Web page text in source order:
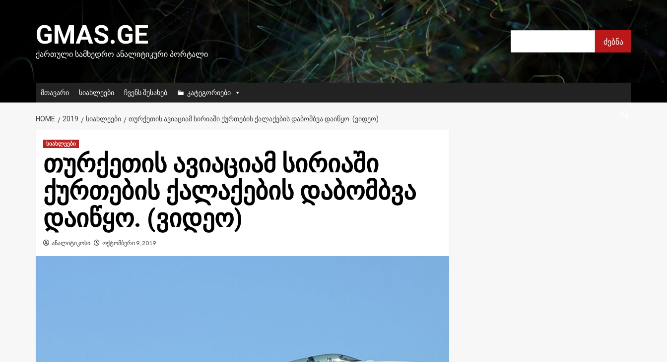
GMAS.GE
ᲥᲐᲠᲗᲣᲚᲘ ᲡᲐᲛᲮᲔᲓᲠᲝ ᲐᲜᲐᲚᲘᲢᲘᲙᲣᲠᲘ ᲞᲝᲠᲢᲐᲚᲘ
ძებნა
ძებნა
მთავარი სიახლეები ჩვენს შესახებ კატეგორიები
HOME 2019 ᲡᲘᲐᲮᲚᲔᲔᲑᲘ ᲗᲣᲠᲥᲔᲗᲘᲡ ᲐᲕᲘᲐᲪᲘᲐᲛ ᲡᲘᲠᲘᲐᲨᲘ ᲥᲣᲠᲗᲔᲑᲘᲡ ᲥᲐᲚᲐᲥᲔᲑᲘᲡ ᲓᲐᲑᲝᲛᲑᲕᲐ ᲓᲐᲘᲬᲧᲝ. (ᲕᲘᲓᲔᲝ)
სიახლეები
თურქეთის ავიაციამ სირიაში
ქურთების ქალაქების დაბომბვა
დაიწყო. (ვიდეო)
ანალიტიკოსი ოქტომბერი 9, 2019